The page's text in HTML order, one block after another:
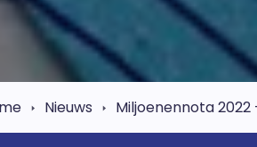
Nieuws Miljoenennota